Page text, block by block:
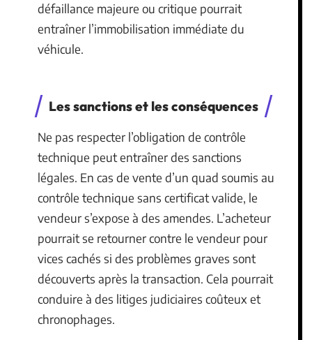
défaillance majeure ou critique pourrait
entraîner l’immobilisation immédiate du
véhicule.
Les sanctions et les conséquences
Ne pas respecter l’obligation de contrôle
technique peut entraîner des sanctions
légales. En cas de vente d’un quad soumis au
contrôle technique sans certificat valide, le
vendeur s’expose à des amendes. L’acheteur
pourrait se retourner contre le vendeur pour
vices cachés si des problèmes graves sont
découverts après la transaction. Cela pourrait
conduire à des litiges judiciaires coûteux et
chronophages.